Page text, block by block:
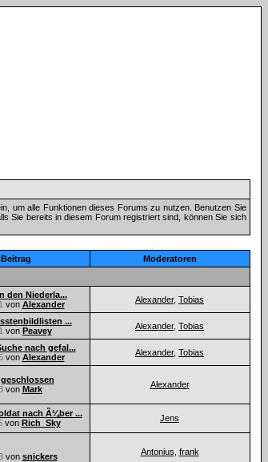
um alle Funktionen dieses Forums zu nutzen. Benutzen Sie
Sie bereits in diesem Forum registriert sind, können Sie sich
Moderatoren
den Niederla...
von Alexander Alexander, Tobias
...
von Peavey Alexander, Tobias
nach gefal...
von Alexander Alexander, Tobias
von Mark Alexander
nach Ã¼ber ...
von Rich_Sky Jens
von snickers Antonius frank